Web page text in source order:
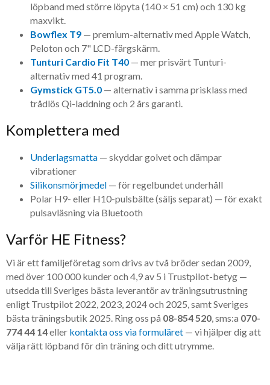
löpband med större löpyta (140 × 51 cm) och 130 kg
maxvikt.
Bowflex T9 — premium-alternativ med Apple Watch,
Peloton och 7" LCD-färgskärm.
Tunturi Cardio Fit T40 — mer prisvärt Tunturi-
alternativ med 41 program.
Gymstick GT5.0 — alternativ i samma prisklass med
trådlös Qi-laddning och 2 års garanti.
Komplettera med
Underlagsmatta — skyddar golvet och dämpar
vibrationer
Silikonsmörjmedel — för regelbundet underhåll
Polar H9- eller H10-pulsbälte (säljs separat) — för exakt
pulsavläsning via Bluetooth
Varför HE Fitness?
Vi är ett familjeföretag som drivs av två bröder sedan 2009,
med över 100 000 kunder och 4,9 av 5 i Trustpilot-betyg —
utsedda till Sveriges bästa leverantör av träningsutrustning
enligt Trustpilot 2022, 2023, 2024 och 2025, samt Sveriges
bästa träningsbutik 2025. Ring oss på 08-854 520, sms:a 070-
774 44 14eller kontakta oss via formuläret — vi hjälper dig att
välja rätt löpband för din träning och ditt utrymme.